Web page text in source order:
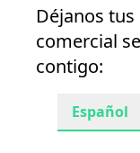
Déjanos
comercial
contigo:
Español